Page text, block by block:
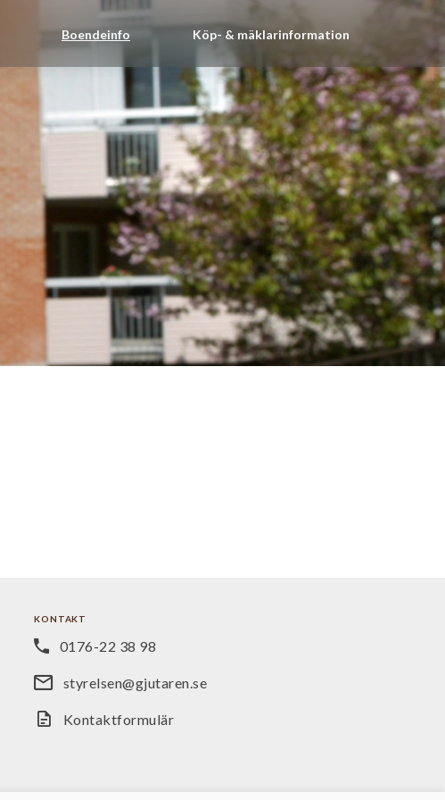
Boendeinfo Köp- & mäklarinformation
KONTAKT
0176-22 38 98
styrelsen@gjutaren.se
Kontaktformulär